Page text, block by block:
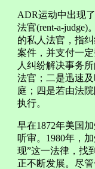
ADR运动中出现
法官(rent-a-
的私人法官，指
案件，并支付一
人纠纷解决事务
法官；二是迅速
庭；四是若由法
执行。
早在1872年美国
听审。1980年，
现”这一法律，找
正不断发展。尽